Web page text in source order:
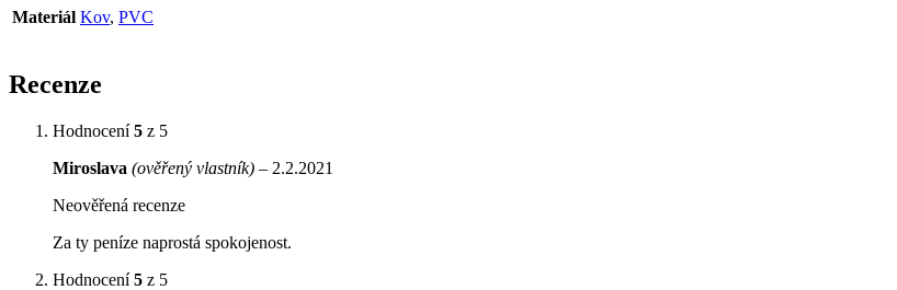
Materiál Kov, PVC
Recenze
Hodnocení5 z 5
Miroslava (ověřený vlastník) – 2.2.2021
Neověřená recenze
Za ty peníze naprostá spokojenost.
Hodnocení5 z 5